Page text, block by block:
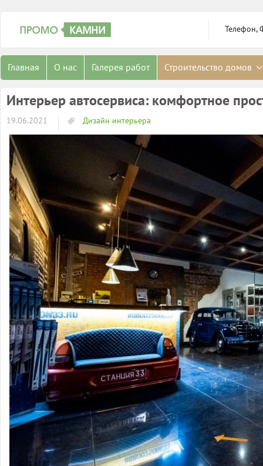
Телефон,
Главная О нас Галерея работ Строительство домов
Интерьер автосервиса: комфортное
19.06.2021 Дизайн интерьера